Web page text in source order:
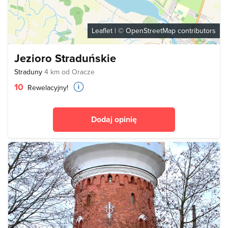
Leaflet | © OpenStreetMap contributors
Jezioro Straduńskie
Straduny 4 km od Oracze
10 Rewelacyjny!
Dodaj opinię